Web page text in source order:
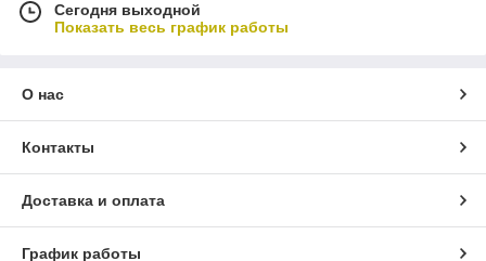
Сегодня выходной
Показать весь график работы
О нас
Контакты
Доставка и оплата
График работы